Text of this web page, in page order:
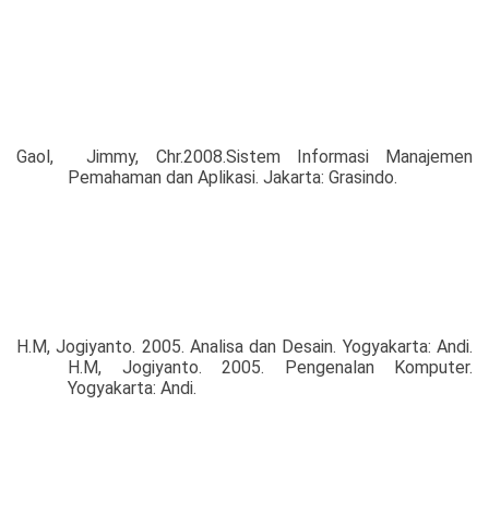
Gaol, Jimmy, Chr.2008.Sistem Informasi
Manajemen
Pemahaman dan Aplikasi. Jakarta: Grasindo.
H.M, Jogiyanto. 2005. Analisa dan Desain. Yogyakarta: Andi.
H.M, Jogiyanto. 2005. Pengenalan
Komputer.
Yogyakarta: Andi.